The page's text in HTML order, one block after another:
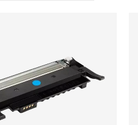
wishlist